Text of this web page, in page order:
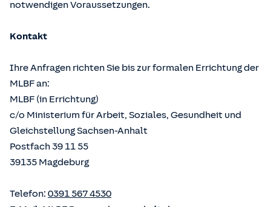
notwendigen Voraussetzungen.
Kontakt
Ihre Anfragen richten Sie bis zur formalen Errichtung der
MLBF an:
MLBF (in Errichtung)
c/o Ministerium für Arbeit, Soziales, Gesundheit und
Gleichstellung Sachsen-Anhalt
Postfach 39 11 55
39135 Magdeburg
Telefon: 0391 567 4530